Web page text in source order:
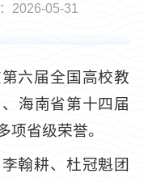
2026-05-31
六届全国高校教
海南省第十四届
项省级荣誉。
翰耕、杜冠魁团